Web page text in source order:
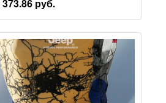
шарф, головной платок,
снаряжение
373.86 руб.